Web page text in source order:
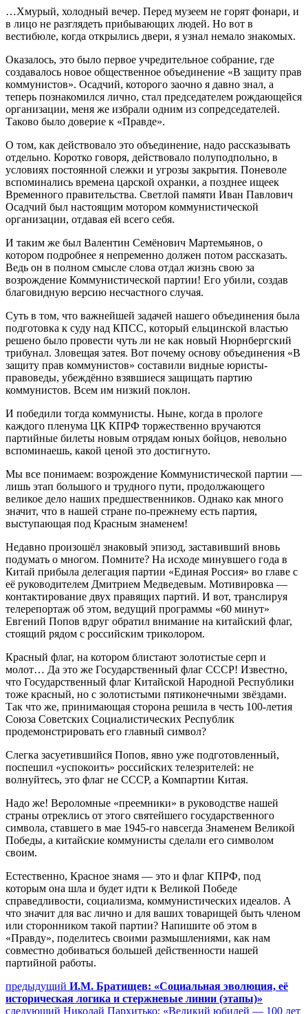
…Хмурый, холодный вечер. Перед музеем не горят фонари, и
в лицо не разглядеть прибывающих людей. Но вот в
вестибюле, когда открылись двери, я узнал немало знакомых.
Оказалось, это было первое учредительное собрание, где
создавалось новое общественное объединение «В защиту прав
коммунистов». Осадчий, которого заочно я давно знал, а
теперь познакомился лично, стал председателем рождающейся
организации, меня же избрали одним из сопредседателей.
Таково было доверие к «Правде».
О том, как действовало это объединение, надо рассказывать
отдельно. Коротко говоря, действовало полуподпольно, в
условиях постоянной слежки и угрозы закрытия. Поневоле
вспоминались времена царской охранки, а позднее ищеек
Временного правительства. Светлой памяти Иван Павлович
Осадчий был настоящим мотором коммунистической
организации, отдавая ей всего себя.
И таким же был Валентин Семёнович Мартемьянов, о
котором подробнее я непременно должен потом рассказать.
Ведь он в полном смысле слова отдал жизнь свою за
возрождение Коммунистической партии! Его убили, создав
благовидную версию несчастного случая.
Суть в том, что важнейшей задачей нашего объединения была
подготовка к суду над КПСС, который ельцинской властью
решено было провести чуть ли не как новый Нюрнбергский
трибунал. Зловещая затея. Вот почему основу объединения «В
защиту прав коммунистов» составили видные юристы-
правоведы, убеждённо взявшиеся защищать партию
коммунистов. Всем им низкий поклон.
И победили тогда коммунисты. Ныне, когда в прологе
каждого пленума ЦК КПРФ торжественно вручаются
партийные билеты новым отрядам юных бойцов, невольно
вспоминаешь, какой ценой это достигнуто.
Мы все понимаем: возрождение Коммунистической партии —
лишь этап большого и трудного пути, продолжающего
великое дело наших предшественников. Однако как много
значит, что в нашей стране по-прежнему есть партия,
выступающая под Красным знаменем!
Недавно произошёл знаковый эпизод, заставивший вновь
подумать о многом. Помните? На исходе минувшего года в
Китай прибыла делегация партии «Единая Россия» во главе с
её руководителем Дмитрием Медведевым. Мотивировка —
контактирование двух правящих партий. И вот, транслируя
телерепортаж об этом, ведущий программы «60 минут»
Евгений Попов вдруг обратил внимание на китайский флаг,
стоящий рядом с российским триколором.
Красный флаг, на котором блистают золотистые серп и
молот… Да это же Государственный флаг СССР! Известно,
что Государственный флаг Китайской Народной Республики
тоже красный, но с золотистыми пятиконечными звёздами.
Так что же, принимающая сторона решила в честь 100-летия
Союза Советских Социалистических Республик
продемонстрировать его главный символ?
Слегка засуетившийся Попов, явно уже подготовленный,
поспешил «успокоить» российских телезрителей: не
волнуйтесь, это флаг не СССР, а Компартии Китая.
Надо же! Вероломные «преемники» в руководстве нашей
страны отреклись от этого святейшего государственного
символа, ставшего в мае 1945-го навсегда Знаменем Великой
Победы, а китайские коммунисты сделали его символом
своим.
Естественно, Красное знамя — это и флаг КПРФ, под
которым она шла и будет идти к Великой Победе
справедливости, социализма, коммунистических идеалов. А
что значит для вас лично и для ваших товарищей быть членом
или сторонником такой партии? Напишите об этом в
«Правду», поделитесь своими размышлениями, как нам
совместно добиваться большей действенности нашей
партийной работы.
Навигация
по
предыдущий Предыдущий
пост:
И.М. Братищев: «Социальная эволюция, её
историческая логика и стержневые линии (этапы)»
следующий Следующее
Николай Пархитько: «Великий юбилей — 100 лет